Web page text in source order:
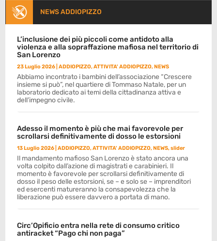
NEWS ADDIOPIZZO
L’inclusione dei più piccoli come antidoto alla
violenza e alla sopraffazione mafiosa nel territorio di
San Lorenzo
23 Luglio 2026 |ADDIOPIZZO,ATTIVITA' ADDIOPIZZO,NEWS
Abbiamo incontrato i bambini dell’associazione “Crescere
insieme si può”, nel quartiere di Tommaso Natale, per un
laboratorio dedicato ai temi della cittadinanza attiva e
dell’impegno civile.
Adesso il momento è più che mai favorevole per
scrollarsi definitivamente di dosso le estorsioni
13 Luglio 2026 |ADDIOPIZZO,ATTIVITA' ADDIOPIZZO,NEWS,slider
Il mandamento mafioso San Lorenzo è stato ancora una
volta colpito dall’azione di magistrati e carabinieri. Il
momento è favorevole per scrollarsi definitivamente di
dosso il peso delle estorsioni, se – e solo se – imprenditori
ed esercenti matureranno la consapevolezza che la
liberazione può essere davvero a portata di mano.
Circ’Opificio entra nella rete di consumo critico
antiracket “Pago chi non paga”